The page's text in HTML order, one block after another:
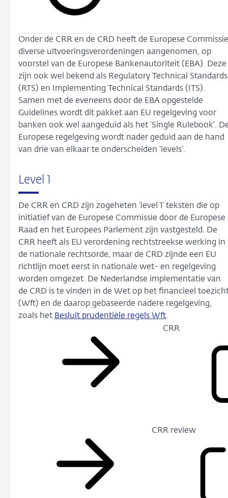
Onder de CRR en de CRD heeft de Europese Commissie
diverse uitvoeringsverordeningen aangenomen, op
voorstel van de Europese Bankenautoriteit (EBA). Deze
zijn ook wel bekend als Regulatory Technical Standards
(RTS) en Implementing Technical Standards (ITS).
Samen met de eveneens door de EBA opgestelde
Guidelines wordt dit pakket aan EU regelgeving voor
banken ook wel aangeduid als het ‘Single Rulebook’.
Europese regelgeving wordt nader geduid aan de hand
van drie van elkaar te onderscheiden ‘levels’.
Level 1
De CRR en CRD zijn zogeheten ‘level 1’ teksten die op
initiatief van de Europese Commissie door de Europese
Raad en het Europees Parlement zijn vastgesteld. De
CRR heeft als EU verordening rechtstreekse werking in
de nationale rechtsorde, maar de CRD zijnde een EU
richtlijn moet eerst in nationale wet- en regelgeving
worden omgezet. De Nederlandse implementatie van
de CRD is te vinden in de Wet op het financieel
(Wft) en de daarop gebaseerde nadere regelgeving,
zoals het Besluit prudentiële regels Wft.
CRR
CRR review